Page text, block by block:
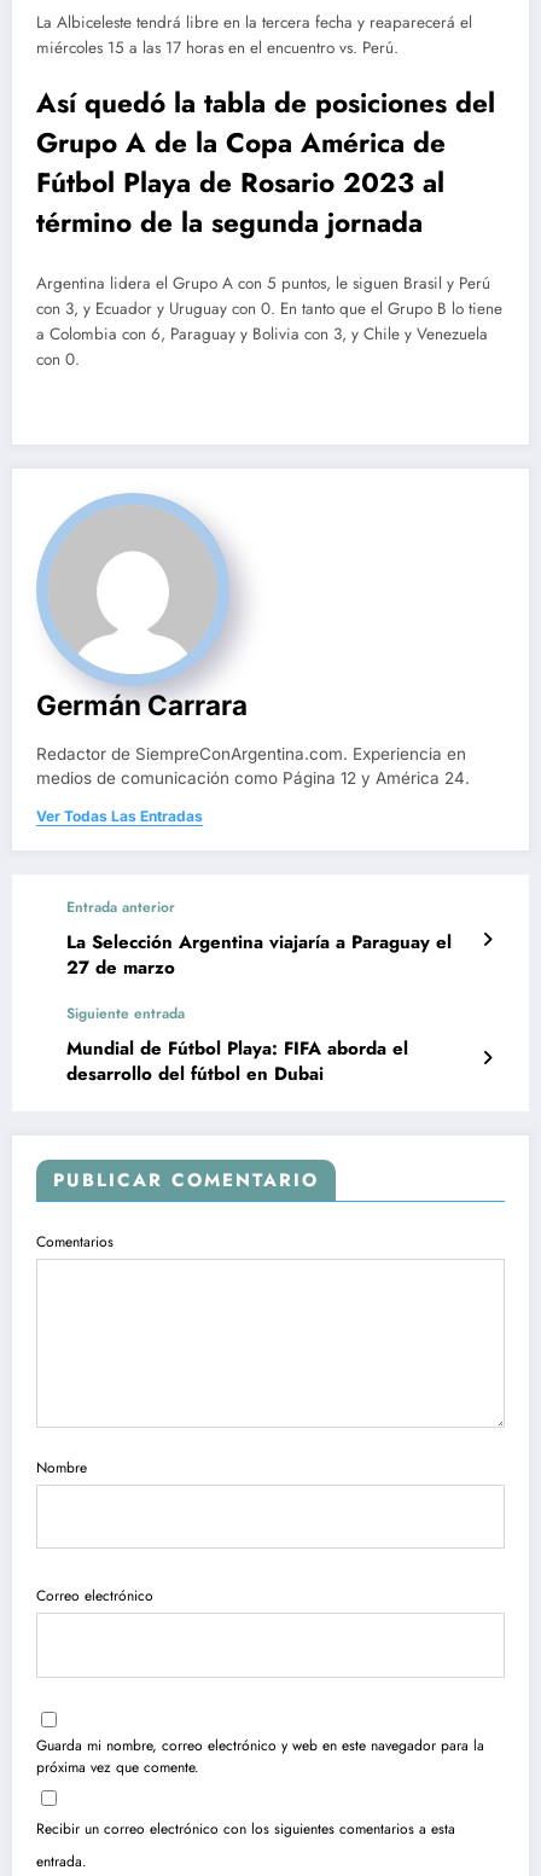
La Albiceleste tendrá libre en la tercera fecha y reaparecerá el
miércoles 15 a las 17 horas en el encuentro vs. Perú.
Así quedó la tabla de posiciones del
Grupo A de la Copa América de
Fútbol Playa de Rosario 2023 al
término de la segunda jornada
Argentina lidera el Grupo A con 5 puntos, le siguen Brasil y Perú
con 3, y Ecuador y Uruguay con 0. En tanto que el Grupo B lo tiene
a Colombia con 6, Paraguay y Bolivia con 3, y Chile y Venezuela
con 0.
Germán Carrara
Redactor de SiempreConArgentina.com. Experiencia en
medios de comunicación como Página 12 y América 24.
Ver Todas Las Entradas
Entrada anterior
La Selección Argentina viajaría a Paraguay el
27 de marzo
Siguiente entrada
Mundial de Fútbol Playa: FIFA aborda el
desarrollo del fútbol en Dubai
PUBLICAR COMENTARIO
Comentarios
Nombre
Correo electrónico
Guarda mi nombre, correo electrónico y web en este navegador para la
próxima vez que comente.
Recibir un correo electrónico con los siguientes comentarios a esta
entrada.